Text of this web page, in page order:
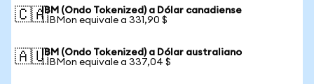
🇨🇦IBM (Ondo Tokenized) a Dólar canadiense
1 IBMon equivale a 331,90 $
🇦🇺IBM (Ondo Tokenized) a Dólar australiano
1 IBMon equivale a 337,04 $